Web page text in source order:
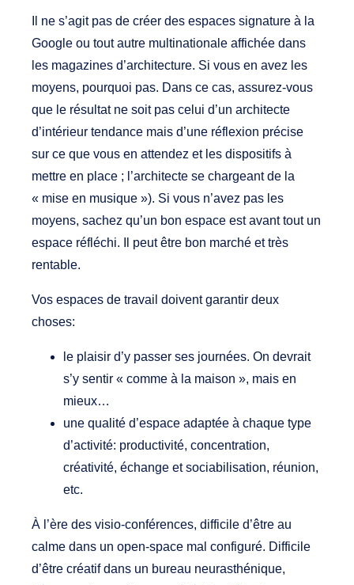
Il ne s’agit pas de créer des espaces signature à la
Google ou tout autre multinationale affichée dans
les magazines d’architecture. Si vous en avez les
moyens, pourquoi pas. Dans ce cas, assurez-vous
que le résultat ne soit pas celui d’un architecte
d’intérieur tendance mais d’une réflexion précise
sur ce que vous en attendez et les dispositifs à
mettre en place ; l’architecte se chargeant de la
« mise en musique »). Si vous n’avez pas les
moyens, sachez qu’un bon espace est avant tout un
espace réfléchi. Il peut être bon marché et très
rentable.
Vos espaces de travail doivent garantir deux
choses:
le plaisir d’y passer ses journées. On devrait
s’y sentir « comme à la maison », mais en
mieux…
une qualité d’espace adaptée à chaque type
d’activité: productivité, concentration,
créativité, échange et sociabilisation, réunion,
etc.
À l’ère des visio-conférences, difficile d’être au
calme dans un open-space mal configuré. Difficile
d’être créatif dans un bureau neurasthénique,